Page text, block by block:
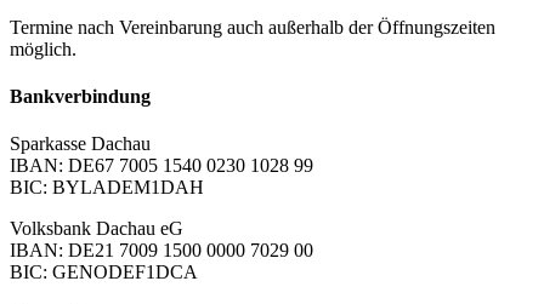
Termine nach Vereinbarung auch außerhalb der Öffnungszeiten
möglich.
Bankverbindung
Sparkasse Dachau
IBAN: DE67 7005 1540 0230 1028 99
BIC: BYLADEM1DAH
Volksbank Dachau eG
IBAN: DE21 7009 1500 0000 7029 00
BIC: GENODEF1DCA